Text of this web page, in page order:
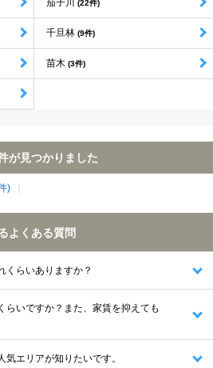
茄子川 (22件)
千旦林 (9件)
苗木 (3件)
が見つかりました
)
よくある質問
くらいありますか？
らいですか？また、家賃を抑えても
エリアが知りたいです。